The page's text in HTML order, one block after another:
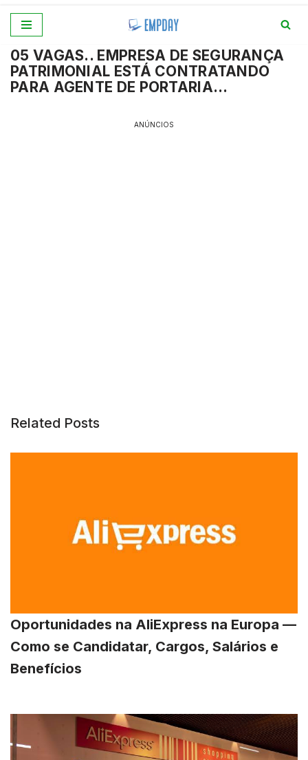
para
o
conteúdo
05 VAGAS.. EMPRESA DE SEGURANÇA
PATRIMONIAL ESTÁ CONTRATANDO
PARA AGENTE DE PORTARIA…
ANÚNCIOS
Related Posts
Oportunidades na AliExpress na Europa —
Como se Candidatar, Cargos, Salários e
Benefícios